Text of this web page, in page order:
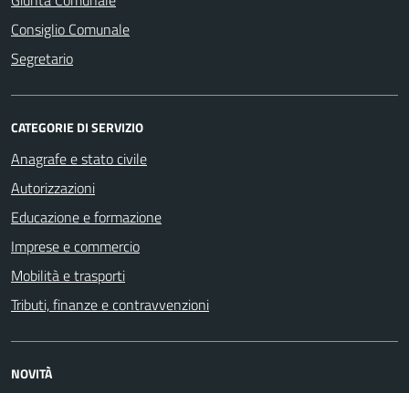
Consiglio Comunale
Segretario
CATEGORIE DI SERVIZIO
Anagrafe e stato civile
Autorizzazioni
Educazione e formazione
Imprese e commercio
Mobilità e trasporti
Tributi, finanze e contravvenzioni
NOVITÀ